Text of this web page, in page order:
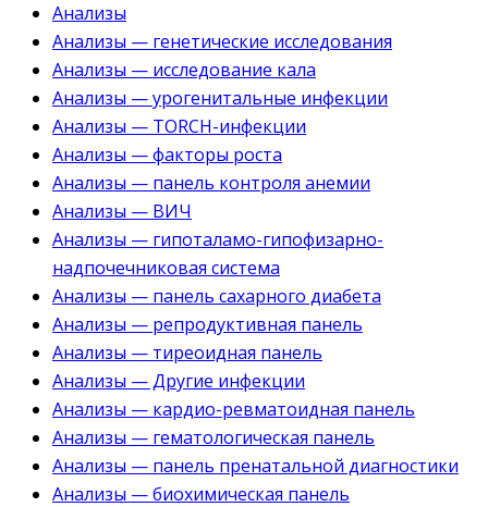
Анализы
Анализы — генетические исследования
Анализы — исследование кала
Анализы — урогенитальные инфекции
Анализы — TORCH-инфекции
Анализы — факторы роста
Анализы — панель контроля анемии
Анализы — ВИЧ
Анализы — гипоталамо-гипофизарно-
надпочечниковая система
Анализы — панель сахарного диабета
Анализы — репродуктивная панель
Анализы — тиреоидная панель
Анализы — Другие инфекции
Анализы — кардио-ревматоидная панель
Анализы — гематологическая панель
Анализы — панель пренатальной диагностики
Анализы — биохимическая панель